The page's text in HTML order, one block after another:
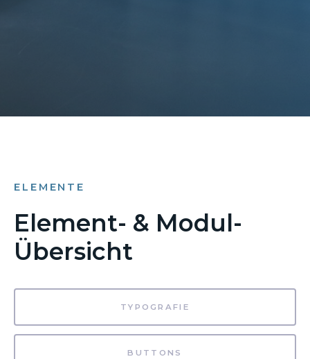
ELEMENTE
Element- & Modul-
Übersicht
TYPOGRAFIE
BUTTONS